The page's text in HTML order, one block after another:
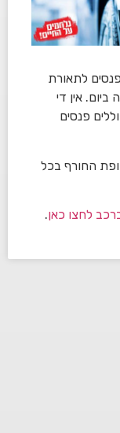
לתאורת
אין די
פנסים
החורף בכל
לחצו כאן.